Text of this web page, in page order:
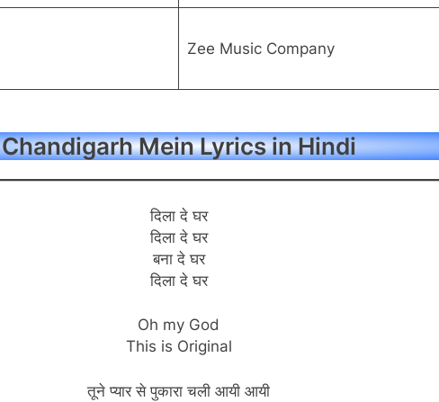
Zee Music Company
Chandigarh Mein Lyrics in Hindi
दिला दे घर
दिला दे घर
बना दे घर
दिला दे घर
Oh my God
This is Original
तूने प्यार से पुकारा चली आयी आयी